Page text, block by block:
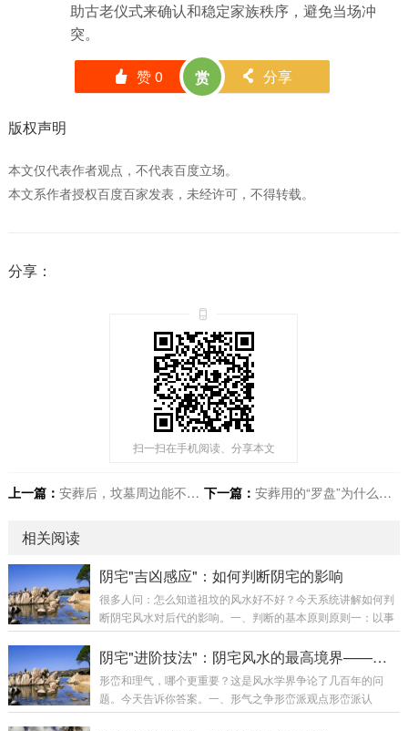
助古老仪式来确认和稳定家族秩序，避免当场冲
突。
󰄼 赞0 赏 󰄯 分享
版权声明
本文仅代表作者观点，不代表百度立场。
本文系作者授权百度百家发表，未经许可，不得转载。
分享：
扫一扫在手机阅读、分享本文
上一篇： 安葬后，坟墓周边能不能种花？ 下一篇： 安葬用的“罗盘”为什么不能直接放地上？
相关阅读
阴宅"吉凶感应"：如何判断阴宅的影响
很多人问：怎么知道祖坟的风水好不好？今天系统讲解如何判
断阴宅风水对后代的影响。一、判断的基本原则原则一：以事
实为准判断阴宅风水好坏，最重要是以事实为准。好风水的事
实：家族人丁兴旺后代财运较好后代多贵人相助家族相对稳定
不稳定原则二：多代观察阴宅的影响需要多代观察，不能只看
一代。观察代数：至少观察三代最好观察五代以上观察家族整
阴宅"进阶技法"：阴宅风水的最高境界——形气合一
形峦和理气，哪个更重要？这是风水学界争论了几百年的问
题。今天告诉你答案。一、形气之争形峦派观点形峦派认
为：“峦头为体，理气为用。”核心观点：峦头是根本，没有好